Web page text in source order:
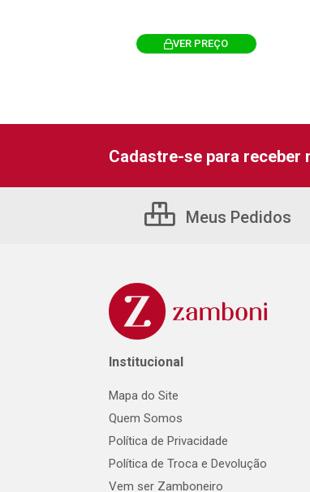
VER PREÇO
Cadastre-se para receber
Meus Pedidos
Institucional
Mapa do Site
Quem Somos
Política de Privacidade
Política de Troca e Devolução
Vem ser Zamboneiro